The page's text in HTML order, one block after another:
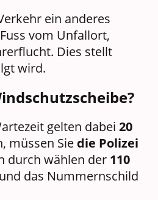
ein anderes
vom Unfallort,
Dies stellt
wird.
gelten dabei 20
müssen Sie die Polizei
durch wählen der 110
das Nummernschild